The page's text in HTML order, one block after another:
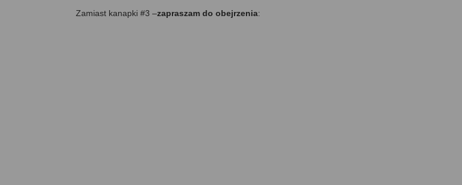
Zamiast kanapki #3 –zapraszam do obejrzenia: